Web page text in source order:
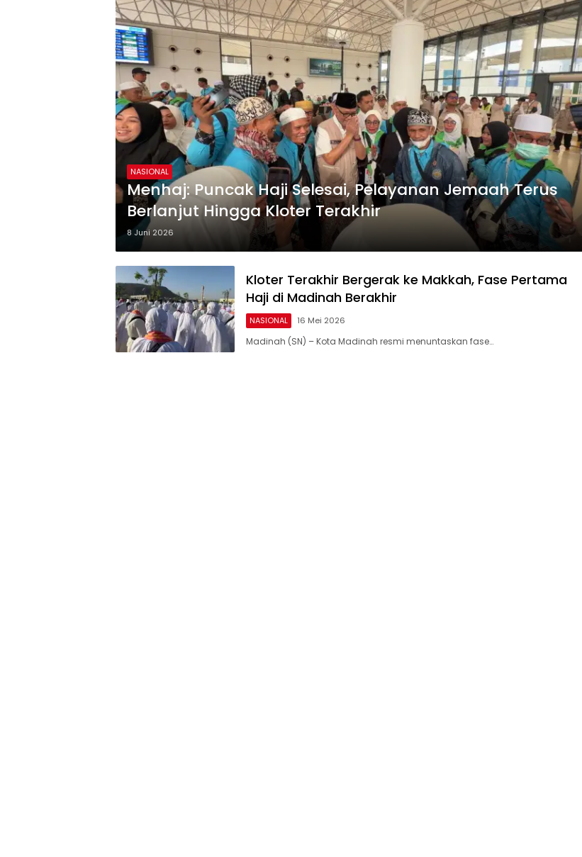
NASIONAL
Menhaj: Puncak Haji Selesai, Pelayanan Jemaah Terus
Berlanjut Hingga Kloter Terakhir
8 Juni 2026
Kloter Terakhir Bergerak ke Makkah, Fase Pertama
Haji di Madinah Berakhir
NASIONAL 16 Mei 2026
Madinah (SN) – Kota Madinah resmi menuntaskan fase…